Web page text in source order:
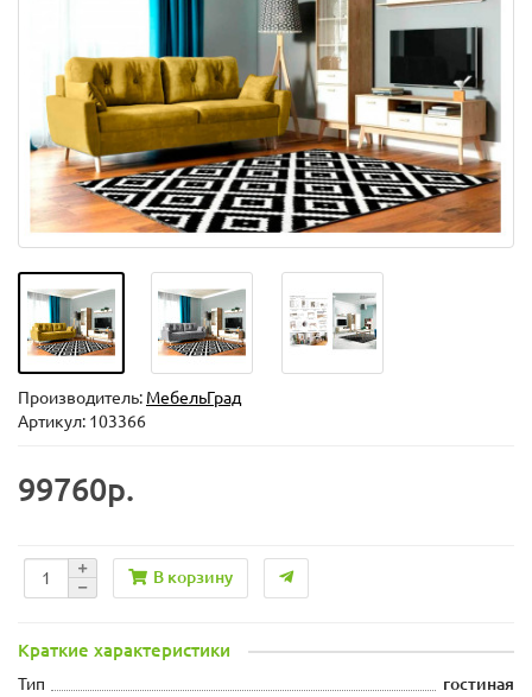
Производитель: МебельГрад
Артикул: 103366
99760р.
В корзину
Краткие характеристики
Тип
гостиная